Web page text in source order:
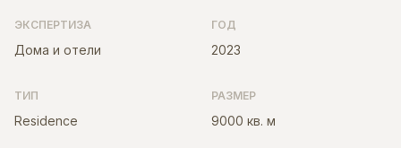
ЭКСПЕРТИЗА
Дома и отели
ГОД
2023
ТИП
Residence
РАЗМЕР
9000 кв. м